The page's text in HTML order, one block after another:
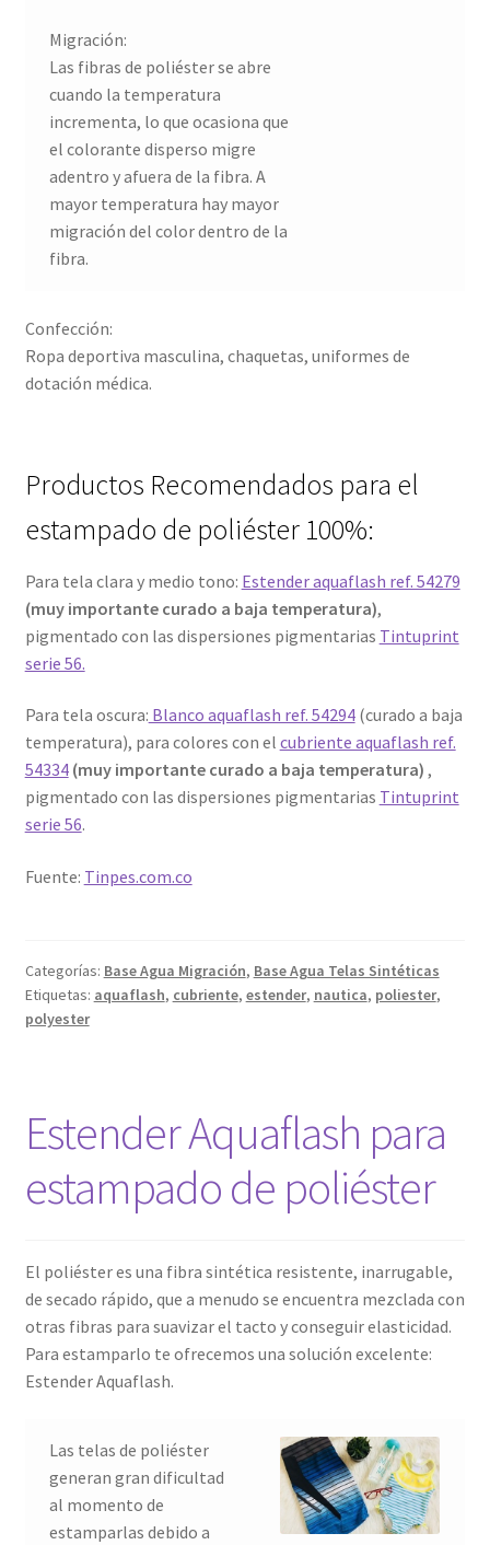
Migración:
Las fibras de poliéster se abre
cuando la temperatura
incrementa, lo que ocasiona que
el colorante disperso migre
adentro y afuera de la fibra. A
mayor temperatura hay mayor
migración del color dentro de la
fibra.
Confección:
Ropa deportiva masculina, chaquetas, uniformes de
dotación médica.
Productos Recomendados para el
estampado de poliéster 100%:
Para tela clara y medio tono: Estender aquaflash ref. 54279
(muy importante curado a baja temperatura),
pigmentado con las dispersiones pigmentarias Tintuprint
serie 56.
Para tela oscura: Blanco aquaflash ref. 54294(curado a baja
temperatura), para colores con el cubriente aquaflash ref.
54334 (muy importante curado a baja temperatura) ,
pigmentado con las dispersiones pigmentarias Tintuprint
serie 56.
Fuente: Tinpes.com.co
Categorías: Base Agua Migración, Base Agua Telas Sintéticas
Etiquetas: aquaflash, cubriente, estender, nautica, poliester,
polyester
Estender Aquaflash para
estampado de poliéster
El poliéster es una fibra sintética resistente, inarrugable,
de secado rápido, que a menudo se encuentra mezclada con
otras fibras para suavizar el tacto y conseguir elasticidad.
Para estamparlo te ofrecemos una solución excelente:
Estender Aquaflash.
Las telas de poliéster
generan gran dificultad
al momento de
estamparlas debido a